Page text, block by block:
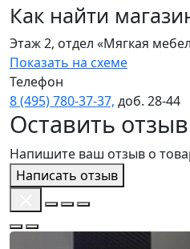
Как найти
Этаж 2, отдел «Мягкая
Показать на схеме
Телефон
8 (495) 780‑37‑37, доб. 28‑44
Оставить отзыв
Напишите ваш отзыв о
Написать отзыв